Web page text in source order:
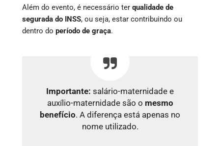
Além do evento, é necessário ter qualidade de
segurada do INSS, ou seja, estar contribuindo ou
dentro do período de graça.
Importante: salário-maternidade e
auxílio-maternidade são o mesmo
benefício. A diferença está apenas no
nome utilizado.